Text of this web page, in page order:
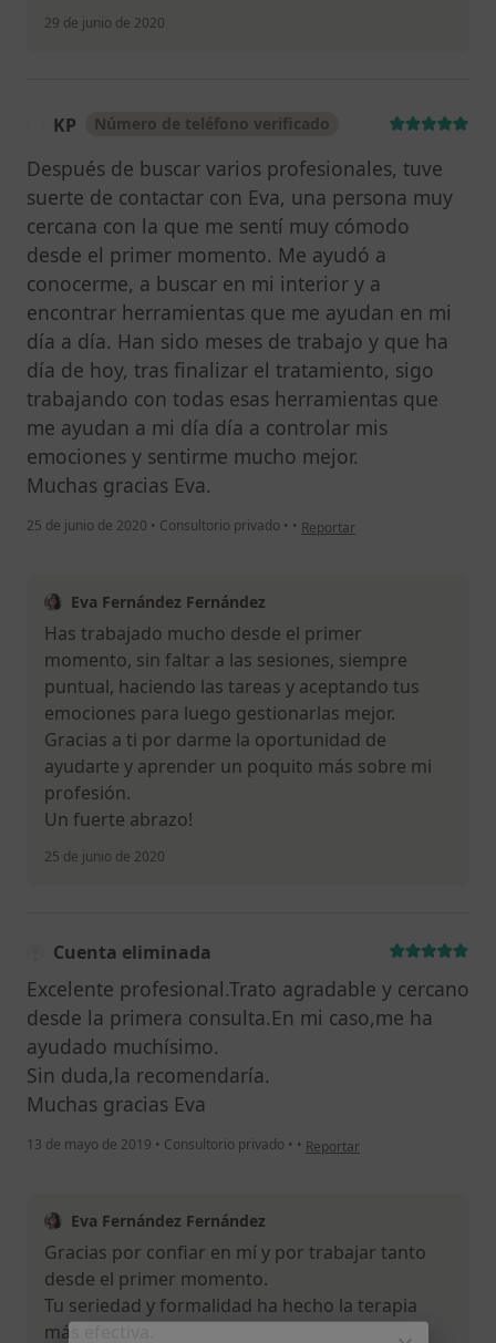
29 de junio de 2020
KP Número de teléfono verificado
Después de buscar varios profesionales, tuve
suerte de contactar con Eva, una persona muy
cercana con la que me sentí muy cómodo
desde el primer momento. Me ayudó a
conocerme, a buscar en mi interior y a
encontrar herramientas que me ayudan en mi
día a día. Han sido meses de trabajo y que ha
día de hoy, tras finalizar el tratamiento, sigo
trabajando con todas esas herramientas que
me ayudan a mi día día a controlar mis
emociones y sentirme mucho mejor.
Muchas gracias Eva.
25 de junio de 2020 • Consultorio privado • • en opinión del usuario KP
Reportar
Eva Fernández Fernández
Has trabajado mucho desde el primer
momento, sin faltar a las sesiones, siempre
puntual, haciendo las tareas y aceptando tus
emociones para luego gestionarlas mejor.
Gracias a ti por darme la oportunidad de
ayudarte y aprender un poquito más sobre mi
profesión.
Un fuerte abrazo!
25 de junio de 2020
Cuenta eliminada
Excelente profesional.Trato agradable y cercano
desde la primera consulta.En mi caso,me ha
ayudado muchísimo.
Sin duda,la recomendaría.
Muchas gracias Eva
13 de mayo de 2019 • Consultorio privado • • en opinión del usuario Cuenta
Reportar
Eva Fernández Fernández
Gracias por confiar en mí y por trabajar tanto
desde el primer momento.
Tu seriedad y formalidad ha hecho la terapia
más efectiva.